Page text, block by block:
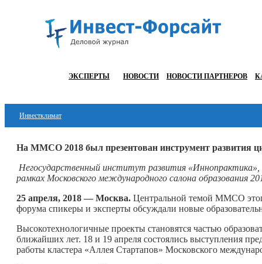
ЭКСПЕРТЫ НОВОСТИ НОВОСТИ ПАРТНЕРОВ
Инвестклимат
Инвестиции
Стартапы
Технологии
На ММСО 2018 был презентован инструмент развития
Негосударственный институт развития «Иннопрактика»,
рамках Московского международного салона образования
25 апреля, 2018 — Москва. Центральной темой ММСО
форума спикеры и эксперты обсуждали новые
Высокотехнологичные проекты становятся частью
ближайших лет. 18 и 19 апреля состоялись выступления
работы кластера «Аллея Стартапов» Московского